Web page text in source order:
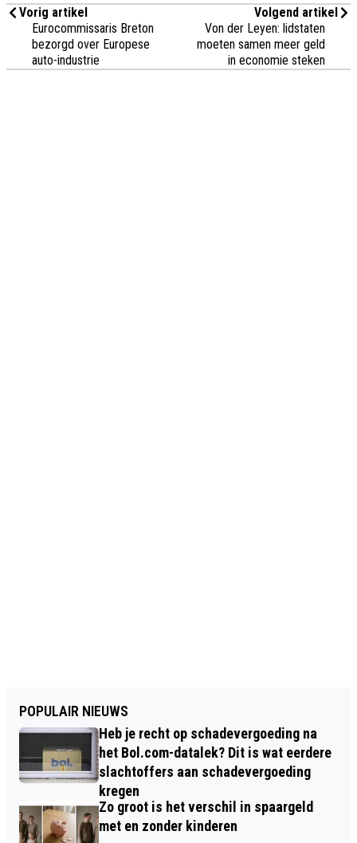
Vorig artikel
Eurocommissaris Breton
bezorgd over Europese
auto-industrie
Volgend artikel
Von der Leyen: lidstaten
moeten samen meer geld
in economie steken
POPULAIR NIEUWS
Heb je recht op schadevergoeding na
het Bol.com-datalek? Dit is wat eerdere
slachtoffers aan schadevergoeding
kregen
Zo groot is het verschil in spaargeld
met en zonder kinderen